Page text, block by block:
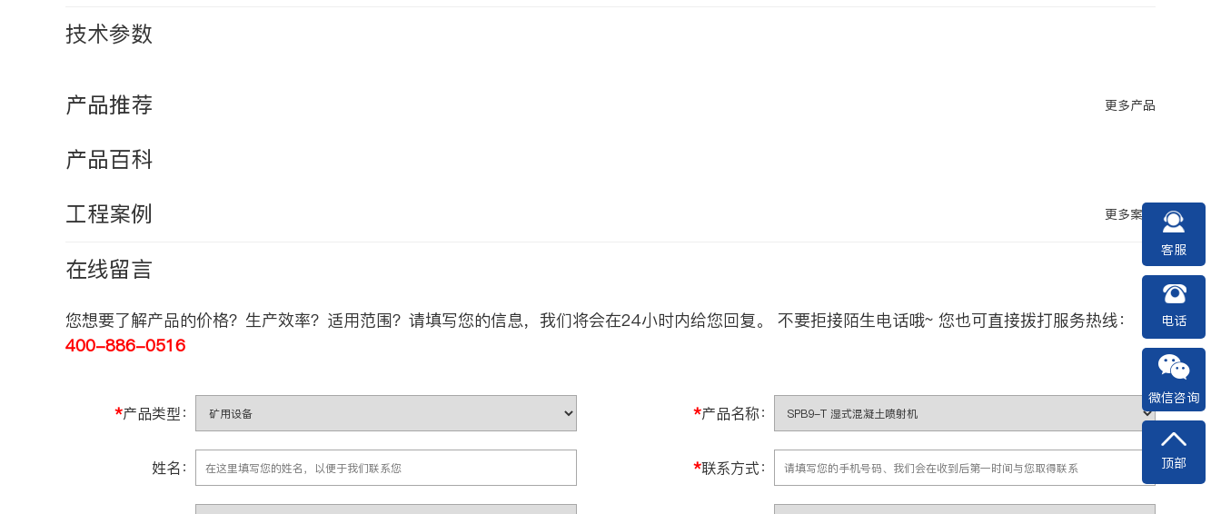
技术参数
产品推荐 更多产品
产品百科
工程案例
更多案例
在线留言
您想要了解产品的价格？生产效率？适用范围？请填写您的信息，我们将会在24小时内给您回复。 不要拒接陌生电话哦~ 您也可直接拨打服务热线：
400-886-0516
*产品类型： *产品名称：
姓名： *联系方式：
客服
电话
微信咨询
顶部